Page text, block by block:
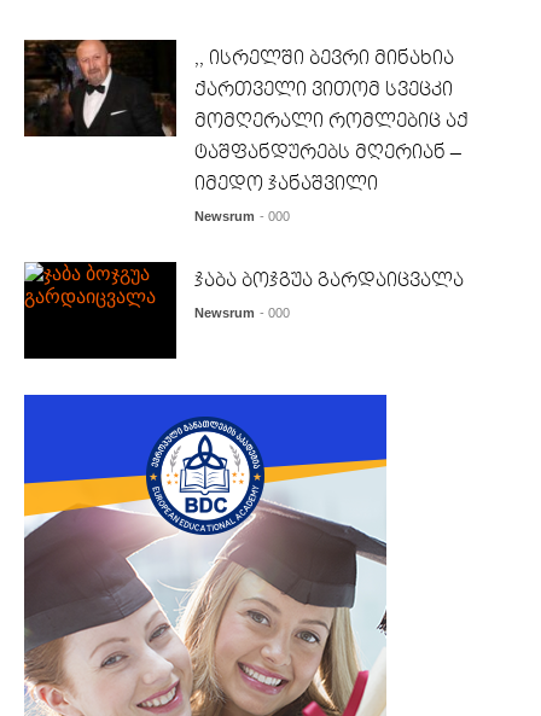
,, ისრელში ბევრი მინახია
ქართველი ვითომ სვეცკი
მომღერალი რომლებიც აქ
ტაშფანდურებს მღერიან –
იმედო ჯანაშვილი
Newsrum - 000
ჯაბა ბოჯგუა გარდაიცვალა
Newsrum - 000